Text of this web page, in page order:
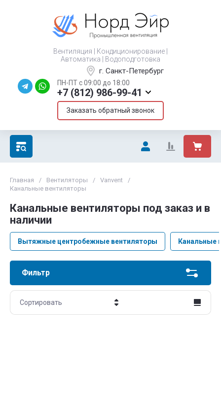
Вентиляция | Кондиционирование |
Автоматика | Водоподготовка
г. Санкт-Петербург
ПН-ПТ с 09:00 до 18:00
+7 (812) 986-99-41
Заказать обратный звонок
Главная / Вентиляторы / Vanvent
/
Канальные вентиляторы
Канальные вентиляторы под заказ и в
наличии
Вытяжные центробежные вентиляторы Канальные
Фильтр
Сортировать